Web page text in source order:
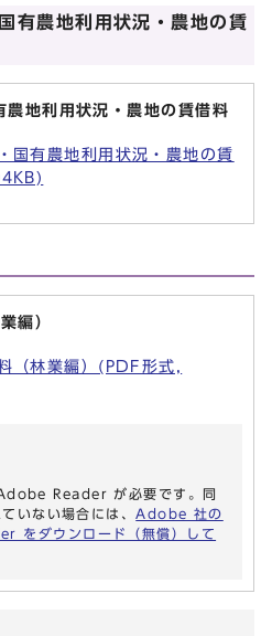
有農地利用状況・農地の賃
地利用状況・農地の賃借料
国有農地利用状況・農地の賃
編）
（林業編）(PDF形式,
Reader が必要です。同
いない場合には、 Adobe 社の
をダウンロード（無償）して